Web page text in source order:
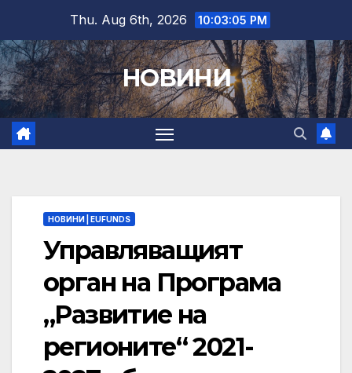
content
Thu. Aug 6th, 2026 10:03:06 PM
НОВИНИ
НОВИНИ | EUFUNDS
Управляващият
орган на Програма
„Развитие на
регионите“ 2021-